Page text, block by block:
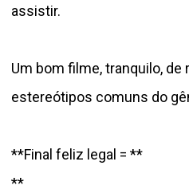
assistir.
Um bom filme, tranquilo,
estereótipos comuns do
**Final feliz legal = **
**